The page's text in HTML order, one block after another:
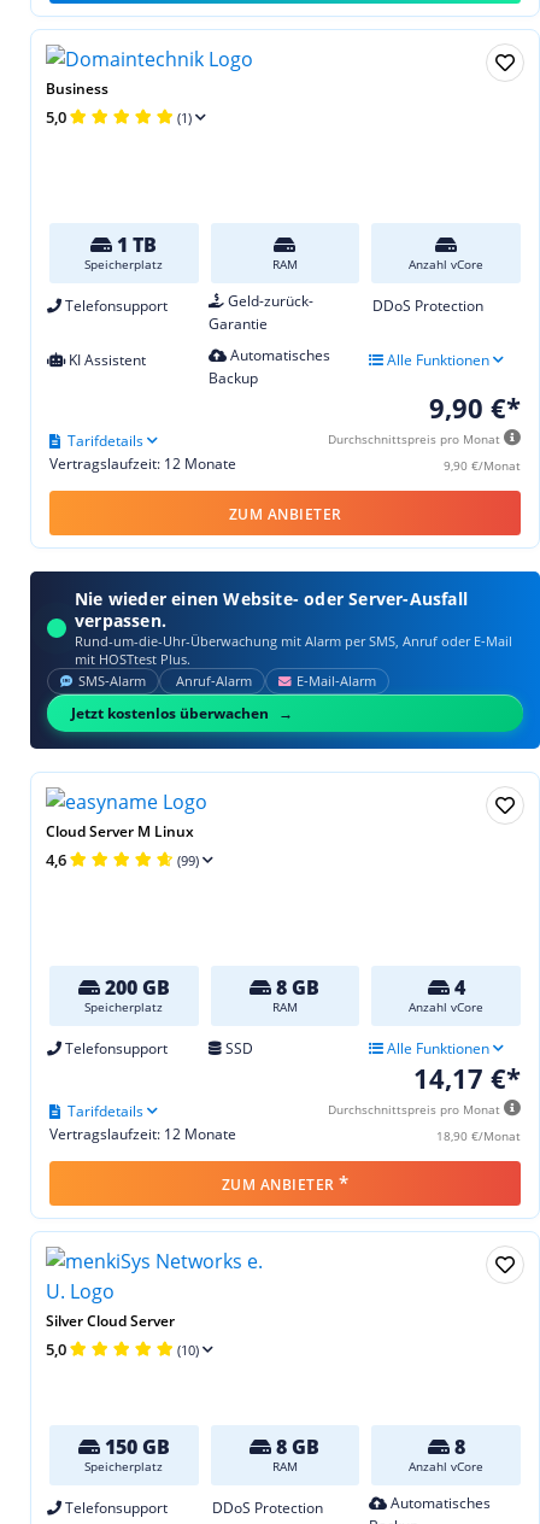
Business
5,0 (1)
1 TB
Speicherplatz RAM Anzahl vCore
Telefonsupport
Geld-zurück-
Garantie
DDoS Protection
KI Assistent
Automatisches
Backup
Alle Funktionen
9,90 €*
Durchschnittspreis pro Monat
9,90 €/Monat
Vertragslaufzeit: 12 Monate
Tarifdetails
ZUM ANBIETER
Nie wieder einen Website- oder Server-Ausfall
verpassen.
Rund-um-die-Uhr-Überwachung mit Alarm per SMS, Anruf oder E‑Mail
mit HOSTtest Plus.
SMS‑Alarm Anruf‑Alarm E‑Mail‑Alarm
Jetzt kostenlos überwachen
Cloud Server M Linux
4,6 (99)
200 GB
Speicherplatz
8 GB
RAM
4
Anzahl vCore
Telefonsupport SSD Alle Funktionen
14,17 €*
Durchschnittspreis pro Monat
18,90 €/Monat
Vertragslaufzeit: 12 Monate
Tarifdetails
ZUM ANBIETER *
Silver Cloud Server
5,0 (10)
150 GB
Speicherplatz
8 GB
RAM
8
Anzahl vCore
Telefonsupport DDoS Protection
Automatisches